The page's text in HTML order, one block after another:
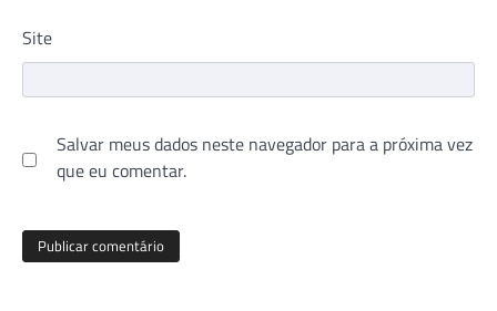
Site
Salvar meus dados neste navegador para a próxima vez
que eu comentar.